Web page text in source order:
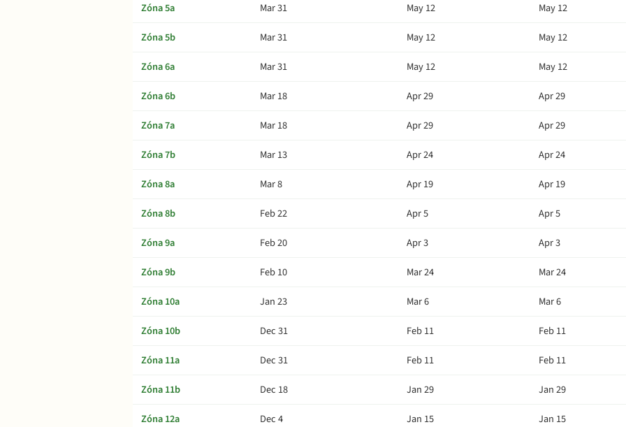
Zóna 5a
Mar 31 May 12
May 12
Zóna 5b
Mar 31 May 12
May 12
Zóna 6a
Mar 31 May 12
May 12
Zóna 6b
Mar 18 Apr 29
Apr 29
Zóna 7a
Mar 18 Apr 29
Apr 29
Zóna 7b
Mar 13 Apr 24
Apr 24
Zóna 8a
Mar 8 Apr 19
Apr 19
Zóna 8b
Feb 22 Apr 5
Apr 5
Zóna 9a
Feb 20 Apr 3
Apr 3
Zóna 9b
Feb 10 Mar 24
Mar 24
Zóna 10a
Jan 23 Mar 6
Mar 6
Zóna 10b
Dec 31 Feb 11
Feb 11
Zóna 11a
Dec 31 Feb 11
Feb 11
Zóna 11b
Dec 18 Jan 29
Jan 29
Zóna 12a
Dec 4 Jan 15
Jan 15